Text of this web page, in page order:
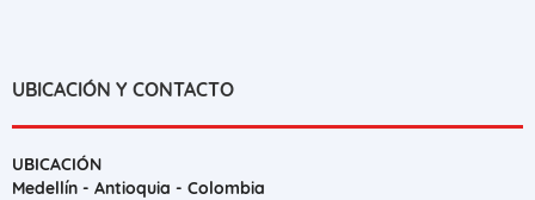
UBICACIÓN Y CONTACTO
UBICACIÓN
Medellín - Antioquia - Colombia